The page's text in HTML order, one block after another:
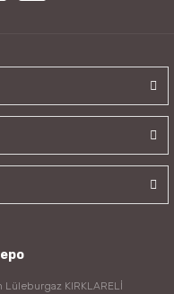
Lüleburgaz KIRKLARELİ